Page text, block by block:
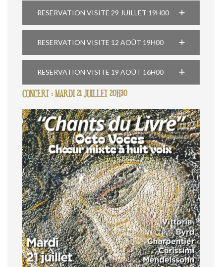
RESERVATION VISITE 29 JUILLET 19H00
RESERVATION VISITE 12 AOÛT 19H00
RESERVATION VISITE 19 AOÛT 16H00
CONCERT : MARDI 21 JUILLET 20H30